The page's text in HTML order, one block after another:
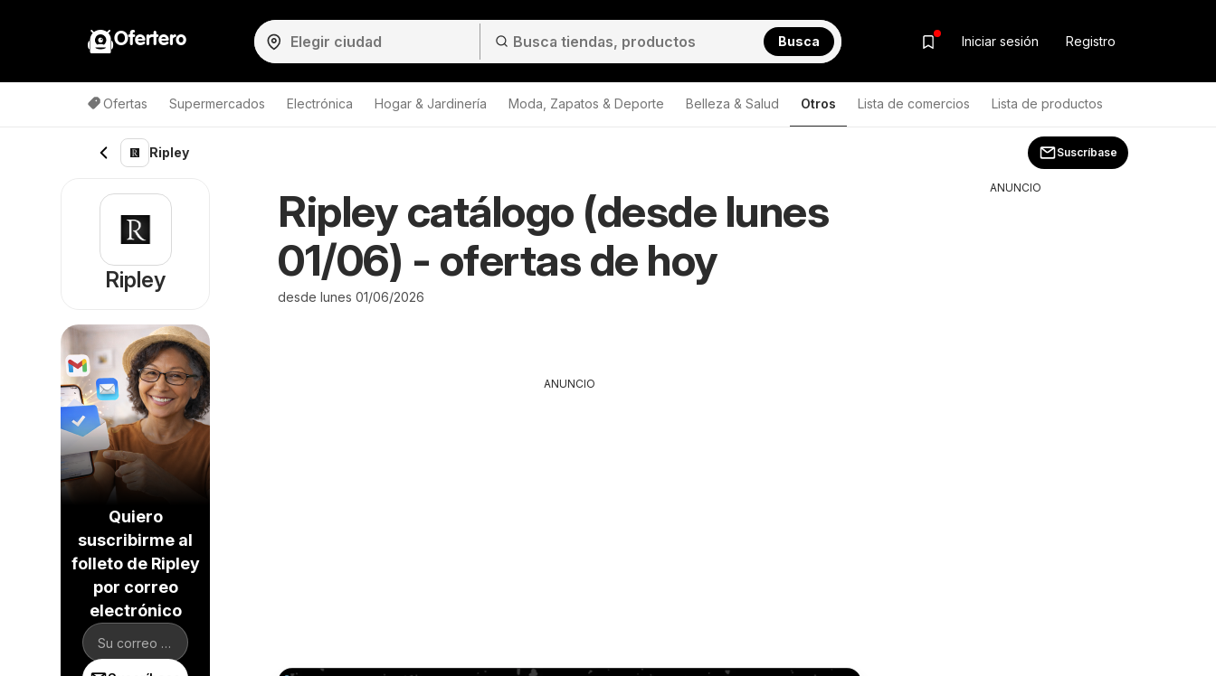
Ofertero Busca Iniciar sesión Registro
Ofertas Supermercados Electrónica Hogar & Jardinería Moda, Zapatos & Deporte Belleza & Salud Otros Lista de comercios Lista de productos
Ripley Suscríbase
Ripley catálogo (desde lunes
01/06) - ofertas de hoy
desde lunes 01/06/2026
ANUNCIO
Ripley
Quiero
suscribirme al
folleto de Ripley
por correo
electrónico
ANUNCIO